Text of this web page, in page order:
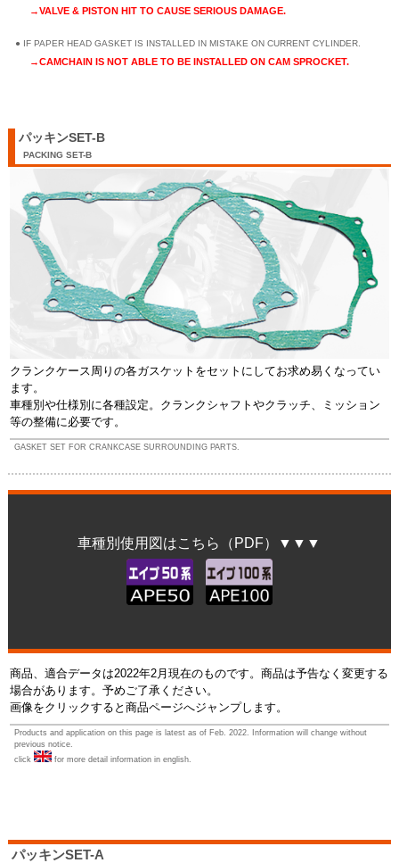
→VALVE & PISTON HIT TO CAUSE SERIOUS DAMAGE.
IF PAPER HEAD GASKET IS INSTALLED IN MISTAKE ON CURRENT CYLINDER.
→CAMCHAIN IS NOT ABLE TO BE INSTALLED ON CAM SPROCKET.
パッキンSET-B
PACKING SET-B
クランクケース周りの各ガスケットをセットにしてお求め易くなってい
ます。
車種別や仕様別に各種設定。クランクシャフトやクラッチ、ミッション
等の整備に必要です。
GASKET SET FOR CRANKCASE SURROUNDING PARTS.
車種別使用図はこちら（PDF）▼▼▼
商品、適合データは2022年2月現在のものです。商品は予告なく変更する
場合があります。予めご了承ください。
画像をクリックすると商品ページへジャンプします。
Products and application on this page is latest as of Feb. 2022. Information will change without
previous notice.
click
for more detail information in english.
パッキンSET-A